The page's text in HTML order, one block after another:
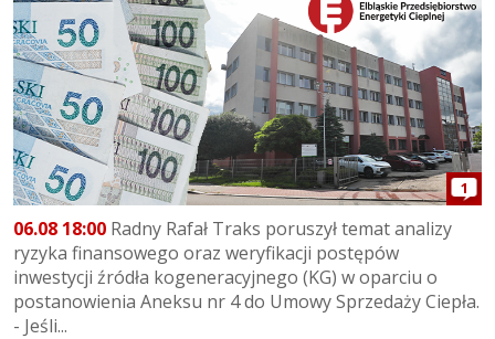
1
06.08 18:00 Radny Rafał Traks poruszył temat analizy
ryzyka finansowego oraz weryfikacji postępów
inwestycji źródła kogeneracyjnego (KG) w oparciu o
postanowienia Aneksu nr 4 do Umowy Sprzedaży Ciepła.
- Jeśli...